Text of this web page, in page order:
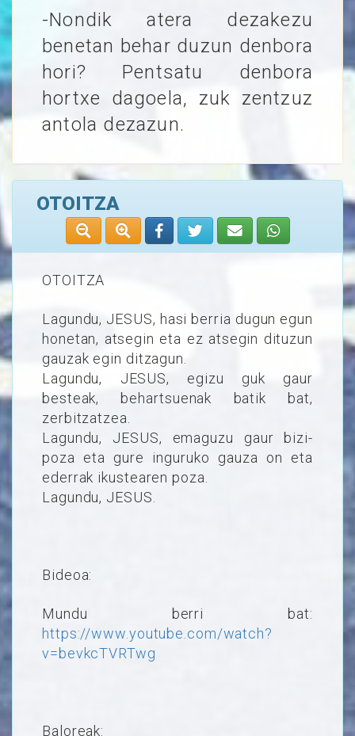
-Nondik atera dezakezu
benetan behar duzun denbora
hori? Pentsatu denbora
hortxe dagoela, zuk zentzuz
antola dezazun.
OTOITZA
OTOITZA
Lagundu, JESUS, hasi berria dugun egun
honetan, atsegin eta ez atsegin dituzun
gauzak egin ditzagun.
Lagundu, JESUS, egizu guk gaur
besteak, behartsuenak batik bat,
zerbitzatzea.
Lagundu, JESUS, emaguzu gaur bizi-
poza eta gure inguruko gauza on eta
ederrak ikustearen poza.
Lagundu, JESUS.
Bideoa:
Mundu berri bat:
https://www.youtube.com/watch?
v=bevkcTVRTwg
Baloreak: